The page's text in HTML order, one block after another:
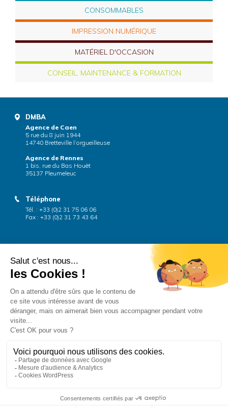
CONSOMMABLES
IMPRESSION NUMÉRIQUE
MATÉRIEL D'OCCASION
CONSEIL, MAINTENANCE & FORMATION
DMBA
Agence de Caen
5 rue du 8 juin 1944
14740 Bretteville l’orgueilleuse
Agence de Rennes
1 bis, rue du Bas Houët
35137 Pleumeleuc
Téléphone
Tél. : +33 (0)2 31 75 06 06
Fax : +33 (0)2 31 73 43 64
infos@dmba.fr
CONTACT
contact@rennes-reprographie.com
Plan du site